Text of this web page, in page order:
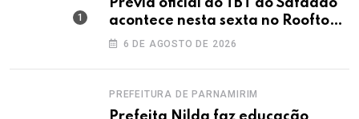
Prévia oficial do TBT do Safadão
acontece nesta sexta no Rooftop
Dunas
6 DE AGOSTO DE 2026
PREFEITURA DE PARNAMIRIM